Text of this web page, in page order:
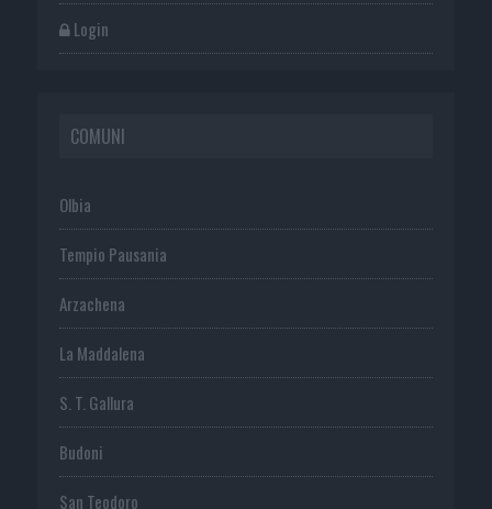
Login
COMUNI
Olbia
Tempio Pausania
Arzachena
La Maddalena
S. T. Gallura
Budoni
San Teodoro